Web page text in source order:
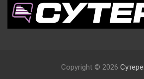
Copyright © 2026